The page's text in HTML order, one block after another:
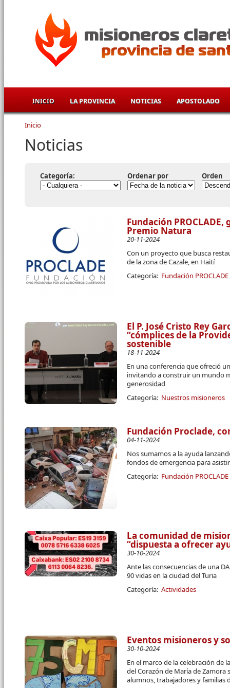
INICIO LA PROVINCIA NOTICIAS APOSTOLADO
Se encuentra usted aquí
Inicio
Noticias
Categoría: Ordenar por Orden
Fundación
Premio Natura
20-11-2024
Con un proyecto que busca
de la zona de Cazale, en Haití
Categoría: Fundación PROCLADE
El P. José Cristo Rey
“cómplices de la
sostenible
18-11-2024
En una conferencia que ofreció
invitando a construir un mundo
generosidad
Categoría: Nuestros misioneros
Fundación Proclade,
04-11-2024
Nos sumamos a la ayuda
fondos de emergencia para
Categoría: Fundación PROCLADE
La comunidad de
“dispuesta a ofrecer
30-10-2024
Ante las consecuencias de una
90 vidas en la ciudad del Turia
Categoría: Actividades
Eventos misioneros y
30-10-2024
En el marco de la celebración de
del Corazón de María de
alumnos, trabajadores y familias